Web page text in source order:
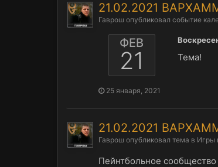
21.02.2021
Гаврош опубликовал событие
ФЕВ
21 Тема!
25 января, 2021
21.02.2021
Гаврош опубликовал тема в Игры
Пейнтбольное